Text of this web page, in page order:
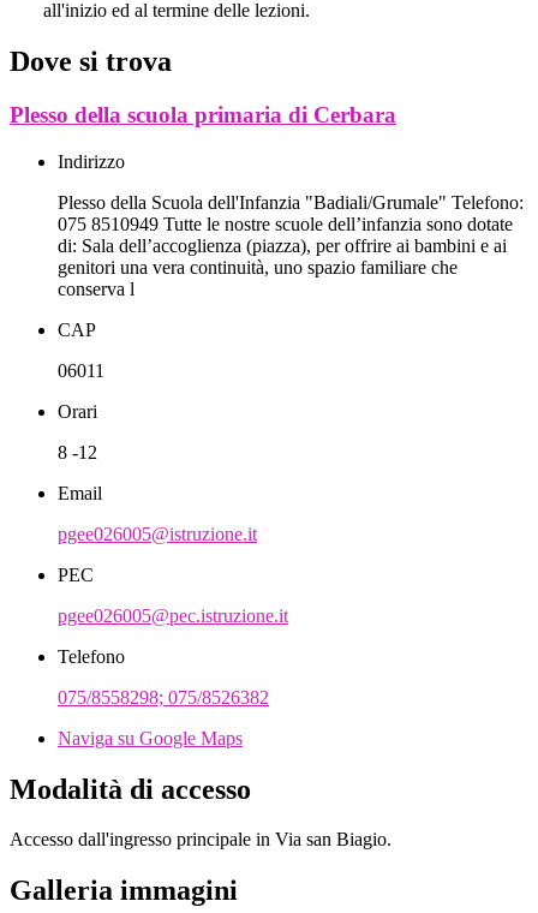
all'inizio ed al termine delle lezioni.
Dove si trova
Plesso della scuola primaria di Cerbara
Indirizzo
Plesso della Scuola dell'Infanzia "Badiali/Grumale" Telefono:
075 8510949 Tutte le nostre scuole dell’infanzia sono dotate
di: Sala dell’accoglienza (piazza), per offrire ai bambini e ai
genitori una vera continuità, uno spazio familiare che
conserva l
CAP
06011
Orari
8 -12
Email
pgee026005@istruzione.it
PEC
pgee026005@pec.istruzione.it
Telefono
075/8558298; 075/8526382
Naviga su Google Maps
Modalità di accesso
Accesso dall'ingresso principale in Via san Biagio.
Galleria immagini